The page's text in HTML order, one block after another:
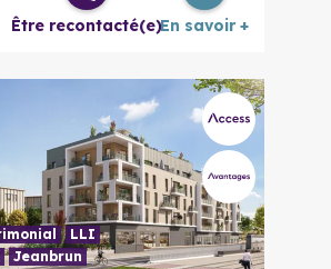
Être recontacté(e)En savoir +
LLI
Jeanbrun